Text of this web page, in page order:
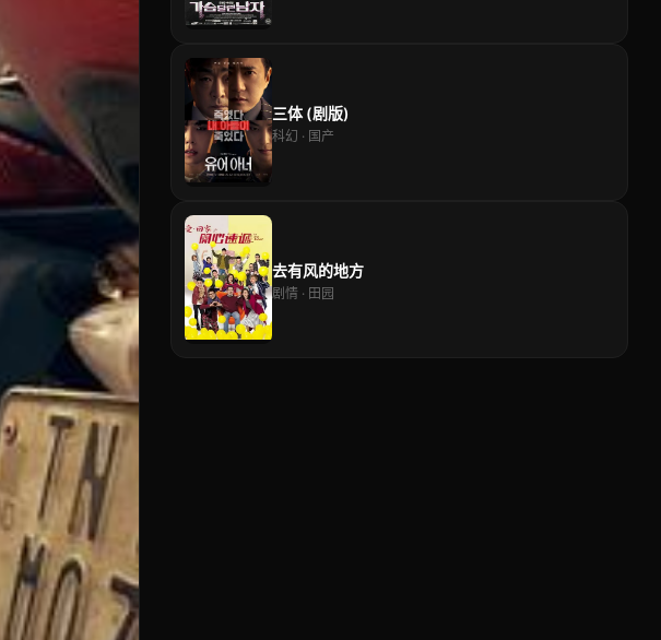
三体 (剧版)
科幻 · 国产
去有风的地方
剧情 · 田园